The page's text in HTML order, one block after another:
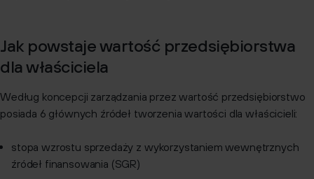
Jak powstaje wartość przedsiębiorstwa
dla właściciela
Według koncepcji zarządzania przez wartość przedsiębiorstwo
posiada 6 głównych źródeł tworzenia wartości dla właścicieli:
stopa wzrostu sprzedaży z wykorzystaniem wewnętrznych
źródeł finansowania (SGR)